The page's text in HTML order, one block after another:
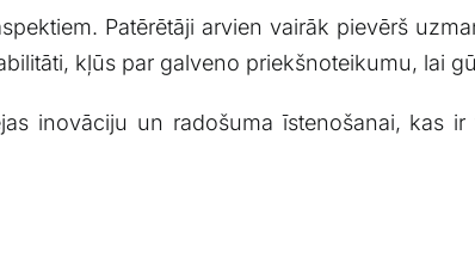
Patērētāji arvien vairāk pievērš
kļūs par galveno priekšnoteikumu, lai
inovāciju un radošuma īstenošanai,⁣ kas